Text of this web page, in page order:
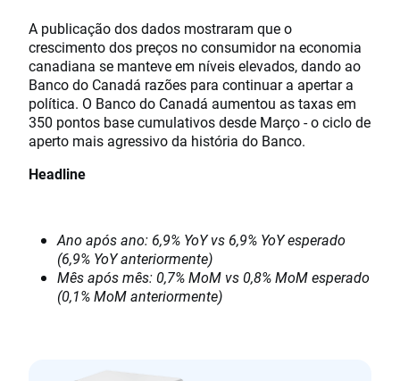
A publicação dos dados mostraram que o
crescimento dos preços no consumidor na economia
canadiana se manteve em níveis elevados, dando ao
Banco do Canadá razões para continuar a apertar a
política. O Banco do Canadá aumentou as taxas em
350 pontos base cumulativos desde Março - o ciclo de
aperto mais agressivo da história do Banco.
Headline
Ano após ano: 6,9% YoY vs 6,9% YoY esperado
(6,9% YoY anteriormente)
Mês após mês: 0,7% MoM vs 0,8% MoM esperado
(0,1% MoM anteriormente)